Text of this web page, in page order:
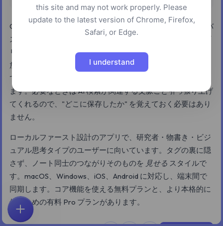
Constella は、フォルダやリストではなく無限の視覚キャンバ
スにすべてを並べていく、グラフ型のセカンドブレインアプ
リです。ノートを書いたりファイルやスクリーンショットを
放り込んだりすると、既存のノートとの関連を自動で提案し
てくれるので、近いアイデア同士が自然と寄り集まっていき
ます。必要なときは AI 検索が関連する文脈ごと引っ張り上げ
てくれるので、"どこに保存したか" を覚えておく必要はあり
ません。
ローカルファースト設計のアプリで、研究者・物書き・ビジ
ュアル思考タイプのユーザーに向いています。タグの裏に隠
さず、ノート同士のつながりそのものを 見せる スタイルで
す。macOS、Windows、iOS、Android に対応し、端末間で
同期します。コア機能を使える無料プランと、より本格的に
使うための有料 Pro プランがあります。
ホーム
this site and may not work properly. Please
update to the latest version of Chrome, Firefox,
Safari, or Edge.
I understand